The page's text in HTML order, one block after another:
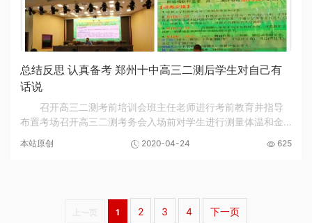
总结反思 认真备考 郑州十中高三二测后学生对自己有
话说
召开高三二测考前培训会班主任老师进行考前教育并指导
布置考场召开高三二测考务会入场前对学生进行测量体温和金
试总结反思会学生二测后的总结反思学生二测后...
本站原创 2020-04-24 625
上一页 1 2 3 4 下一页